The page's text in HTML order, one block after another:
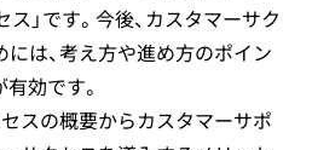
ス」です。今後、カスタマーサク
は、考え方や進め方のポイン
効です。
スの概要からカスタマーサポ